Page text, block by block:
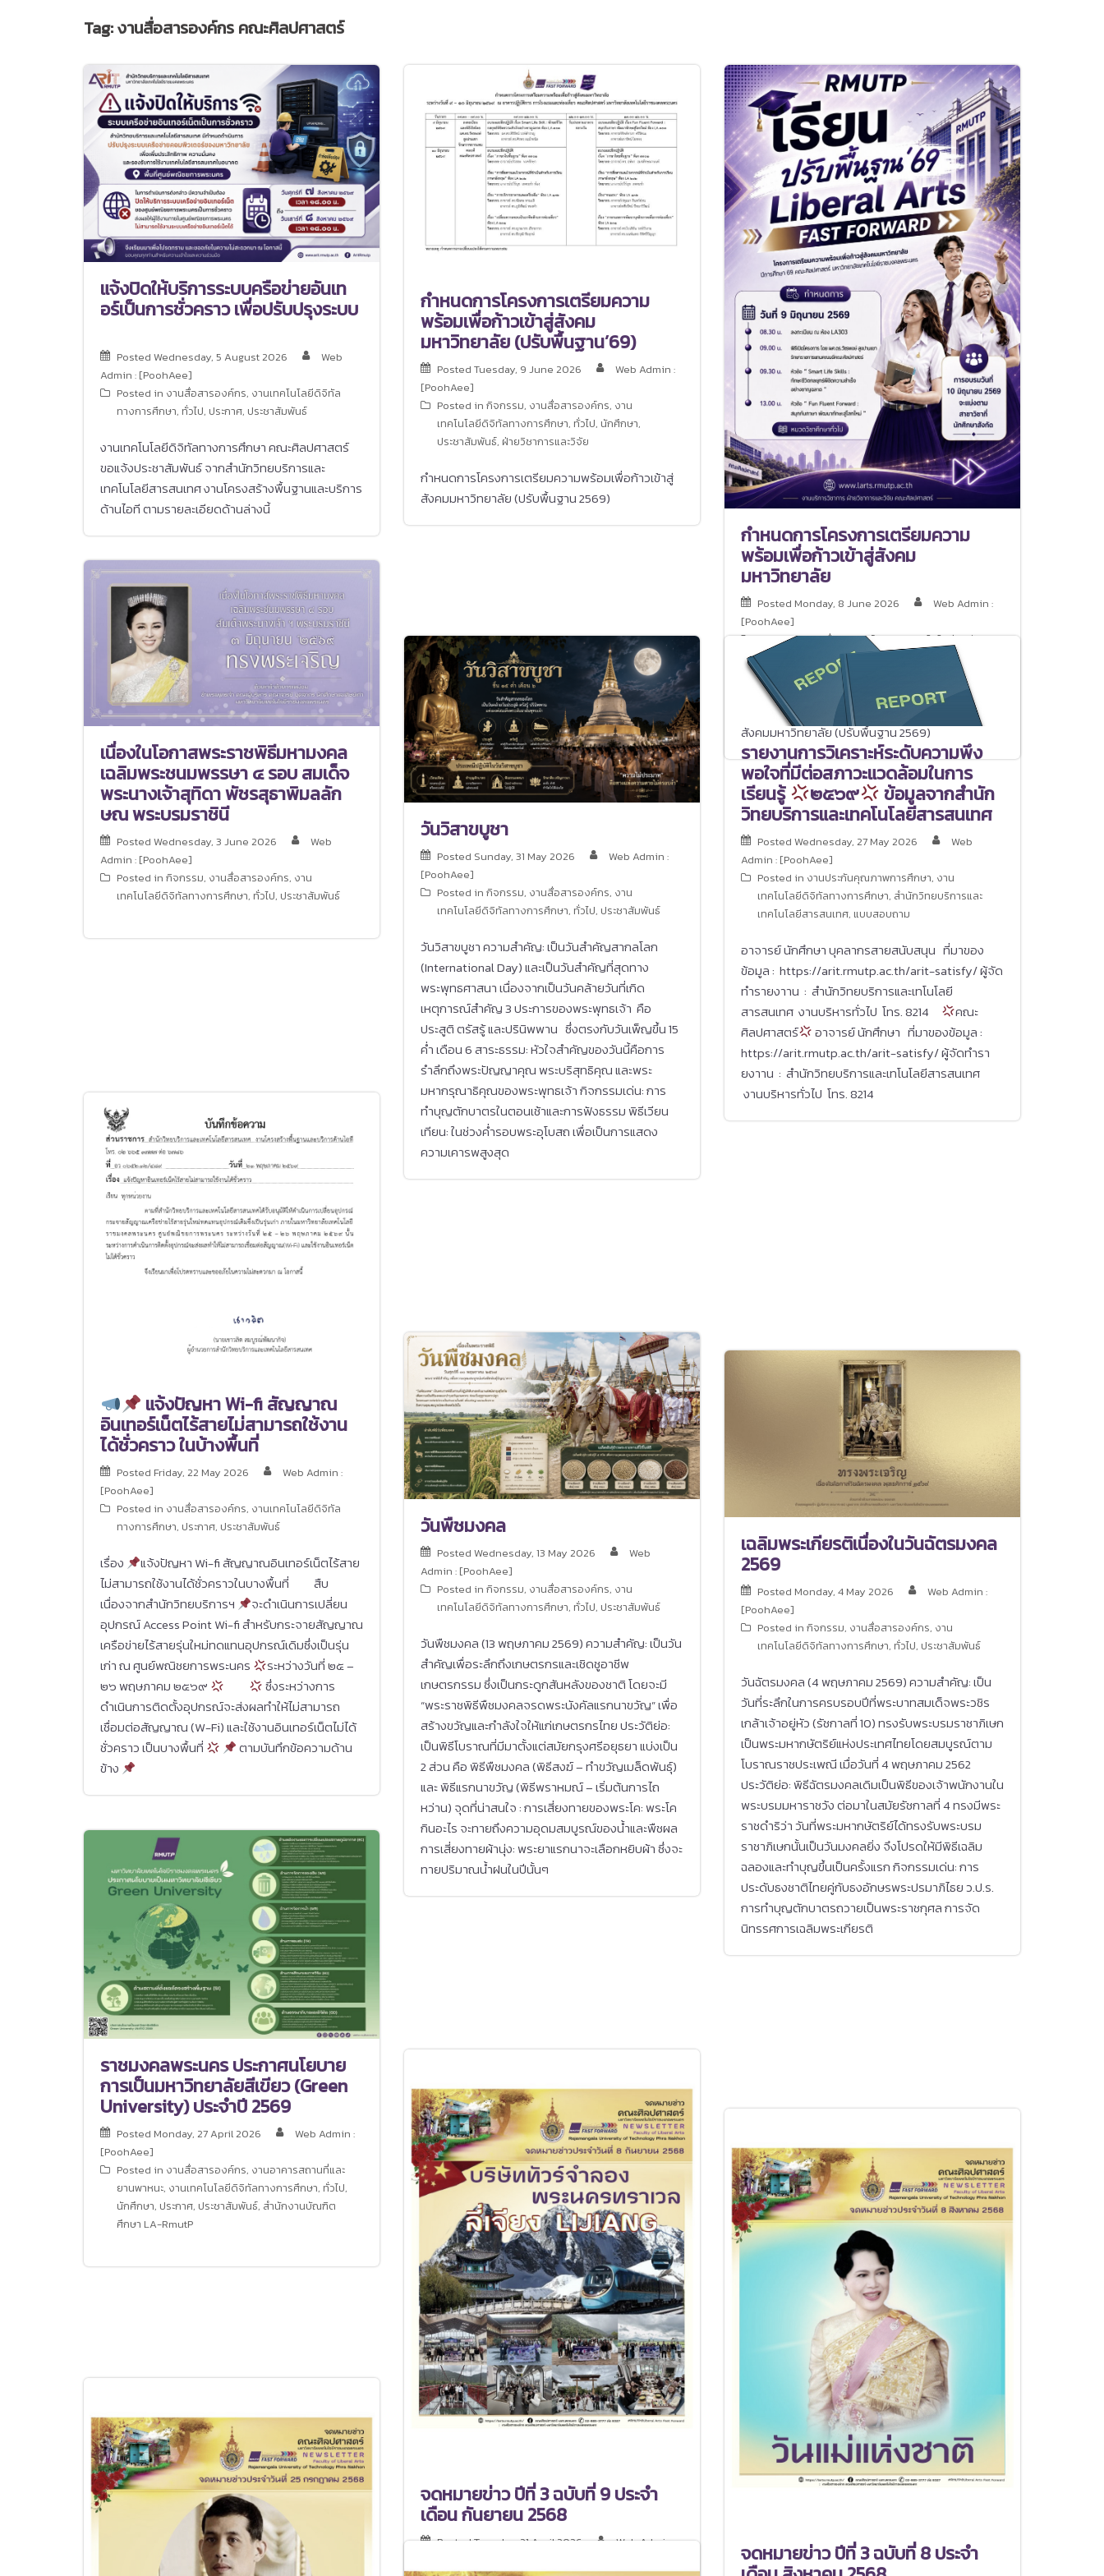
Tag:งานสื่อสารองค์กร คณะศิลปศาสตร์
แจ้งปิดให้บริการระบบครือข่ายอันเท
อร์เป็นการชั่วคราว เพื่อปรับปรุงระบบ
Posted Wednesday, 5 August 2026
Web
Admin : [PoohAee]
Posted in งานสื่อสารองค์กร, งานเทคโนโลยีดิจิทัล
ทางการศึกษา, ทั่วไป, ประกาศ, ประชาสัมพันธ์
งานเทคโนโลยีดิจิทัลทางการศึกษา คณะศิลปศาสตร์
ขอแจ้งประชาสัมพันธ์ จากสำนักวิทยบริการและ
เทคโนโลยีสารสนเทศ งานโครงสร้างพื้นฐานและบริการ
ด้านไอที ตามรายละเอียดด้านล่างนี้
กำหนดการโครงการเตรียมความ
พร้อมเพื่อก้าวเข้าสู่สังคม
มหาวิทยาลัย (ปรับพื้นฐาน’69)
Posted Tuesday, 9 June 2026
Web Admin :
[PoohAee]
Posted in กิจกรรม, งานสื่อสารองค์กร, งาน
เทคโนโลยีดิจิทัลทางการศึกษา, ทั่วไป, นักศึกษา,
ประชาสัมพันธ์, ฝ่ายวิชาการและวิจัย
กำหนดการโครงการเตรียมความพร้อมเพื่อก้าวเข้าสู่
สังคมมหาวิทยาลัย (ปรับพื้นฐาน 2569)
กำหนดการโครงการเตรียมความ
พร้อมเพื่อก้าวเข้าสู่สังคม
มหาวิทยาลัย
Posted Monday, 8 June 2026
Web Admin :
[PoohAee]
Posted inงานสื่อสารองค์กร,งานเทคโนโลยีดิจิทัล
ทางการศึกษา
ทั่วไป ,นักศึกษา ,ฝ่าย
วิชาการและวิจัย
กำหนดการโครงการเตรียมความพร้อมเพื่อก้าวเข้าสู่
สังคมมหาวิทยาลัย (ปรับพื้นฐาน 2569)
เนื่องในโอกาสพระราชพิธีมหามงคล
เฉลิมพระชนมพรรษา ๔ รอบ สมเด็จ
พระนางเจ้าสุทิดา พัชรสุธาพิมลลัก
ษณ พระบรมราชินี
Posted Wednesday, 3 June 2026
Web
Admin : [PoohAee]
Posted in กิจกรรม, งานสื่อสารองค์กร, งาน
เทคโนโลยีดิจิทัลทางการศึกษา, ทั่วไป, ประชาสัมพันธ์
วันวิสาขบูชา
Posted Sunday, 31 May 2026
Web Admin :
[PoohAee]
Posted in กิจกรรม, งานสื่อสารองค์กร, งาน
เทคโนโลยีดิจิทัลทางการศึกษา, ทั่วไป, ประชาสัมพันธ์
วันวิสาขบูชา ความสำคัญ: เป็นวันสำคัญสากลโลก
(International Day) และเป็นวันสำคัญที่สุดทาง
พระพุทธศาสนา เนื่องจากเป็นวันคล้ายวันที่เกิด
เหตุการณ์สำคัญ 3 ประการของพระพุทธเจ้า คือ
ประสูติ ตรัสรู้ และปรินิพพาน ซึ่งตรงกับวันเพ็ญขึ้น 15
ค่ำ เดือน 6 สาระธรรม: หัวใจสำคัญของวันนี้คือการ
รำลึกถึงพระปัญญาคุณ พระบริสุทธิคุณ และพระ
มหากรุณาธิคุณของพระพุทธเจ้า กิจกรรมเด่น: การ
ทำบุญตักบาตรในตอนเช้าและการฟังธรรม พิธีเวียน
เทียน: ในช่วงค่ำรอบพระอุโบสถ เพื่อเป็นการแสดง
ความเคารพสูงสุด
รายงานการวิเคราะห์ระดับความพึง
พอใจที่มีต่อสภาวะแวดล้อมในการ
เรียนรู้ ๒๕๖๙ ข้อมูลจากสำนัก
วิทยบริการและเทคโนโลยีสารสนเทศ
Posted Wednesday, 27 May 2026
Web
Admin : [PoohAee]
Posted in งานประกันคุณภาพการศึกษา, งาน
เทคโนโลยีดิจิทัลทางการศึกษา, สำนักวิทยบริการและ
เทคโนโลยีสารสนเทศ, แบบสอบถาม
อาจารย์ นักศึกษา บุคลากรสายสนับสนุน ที่มาของ
ข้อมูล : https://arit.rmutp.ac.th/arit-satisfy/ ผู้จัด
ทำรายงาาน : สำนักวิทยบริการและเทโนโลยี
สารสนเทศ งานบริหารทั่วไป โทร. 8214
คณะ
ศิลปศาสตร์
อาจารย์ นักศึกษา ที่มาของข้อมูล :
https://arit.rmutp.ac.th/arit-satisfy/ ผู้จัดทำรา
ยงาาน : สำนักวิทยบริการและเทโนโลยีสารสนเทศ
งานบริหารทั่วไป โทร. 8214
แจ้งปัญหา Wi-fi สัญญาณ
อินเทอร์เน็ตไร้สายไม่สามารถใช้งาน
ได้ชั่วคราว ในบ้างพื้นที่
Posted Friday, 22 May 2026
Web Admin :
[PoohAee]
Posted in งานสื่อสารองค์กร, งานเทคโนโลยีดิจิทัล
ทางการศึกษา, ประกาศ, ประชาสัมพันธ์
เรื่อง
แจ้งปัญหา Wi-fi สัญญาณอินเทอร์เน็ตไร้สาย
ไม่สามารถใช้งานได้ชั่วคราวในบางพื้นที่ สืบ
เนื่องจากสำนักวิทยบริการฯ
จะดำเนินการเปลี่ยน
อุปกรณ์ Access Point Wi-fi สำหรับกระจายสัญญาณ
เครือข่ายไร้สายรุ่นใหม่ทดแทนอุปกรณ์เดิมซึ่งเป็นรุ่น
เก่า ณ ศูนย์พณิชยการพระนคร
ระหว่างวันที่ ๒๕ –
๒๖ พฤษภาคม ๒๕๖๙
ซึ่งระหว่างการ
ดำเนินการติดตั้งอุปกรณ์จะส่งผลทำให้ไม่สามารถ
เชื่อมต่อสัญญาณ (W-Fi) และใช้งานอินเทอร์เน็ตไม่ได้
ชั่วคราว เป็นบางพื้นที่
ตามบันทึกข้อความด้าน
ข้าง
วันพืชมงคล
Posted Wednesday, 13 May 2026
Web
Admin : [PoohAee]
Posted in กิจกรรม, งานสื่อสารองค์กร, งาน
เทคโนโลยีดิจิทัลทางการศึกษา, ทั่วไป, ประชาสัมพันธ์
วันพืชมงคล (13 พฤษภาคม 2569) ความสำคัญ: เป็นวัน
สำคัญเพื่อระลึกถึงเกษตรกรและเชิดชูอาชีพ
เกษตรกรรม ซึ่งเป็นกระดูกสันหลังของชาติ โดยจะมี
“พระราชพิธีพืชมงคลจรดพระนังคัลแรกนาขวัญ” เพื่อ
สร้างขวัญและกำลังใจให้แก่เกษตรกรไทย ประวัติย่อ:
เป็นพิธีโบราณที่มีมาตั้งแต่สมัยกรุงศรีอยุธยา แบ่งเป็น
2 ส่วน คือ พิธีพืชมงคล (พิธีสงฆ์ – ทำขวัญเมล็ดพันธุ์)
และ พิธีแรกนาขวัญ (พิธีพราหมณ์ – เริ่มต้นการไถ
หว่าน) จุดที่น่าสนใจ : การเสี่ยงทายของพระโค: พระโค
กินอะไร จะทายถึงความอุดมสมบูรณ์ของน้ำและพืชผล
การเสี่ยงทายผ้านุ่ง: พระยาแรกนาจะเลือกหยิบผ้า ซึ่งจะ
ทายปริมาณน้ำฝนในปีนั้นๆ
เฉลิมพระเกียรติเนื่องในวันฉัตรมงคล
2569
Posted Monday, 4 May 2026
Web Admin :
[PoohAee]
Posted in กิจกรรม, งานสื่อสารองค์กร, งาน
เทคโนโลยีดิจิทัลทางการศึกษา, ทั่วไป, ประชาสัมพันธ์
วันฉัตรมงคล (4 พฤษภาคม 2569) ความสำคัญ: เป็น
วันที่ระลึกในการครบรอบปีที่พระบาทสมเด็จพระวชิร
เกล้าเจ้าอยู่หัว (รัชกาลที่ 10) ทรงรับพระบรมราชาภิเษก
เป็นพระมหากษัตริย์แห่งประเทศไทยโดยสมบูรณ์ตาม
โบราณราชประเพณี เมื่อวันที่ 4 พฤษภาคม 2562
ประวัติย่อ: พิธีฉัตรมงคลเดิมเป็นพิธีของเจ้าพนักงานใน
พระบรมมหาราชวัง ต่อมาในสมัยรัชกาลที่ 4 ทรงมีพระ
ราชดำริว่า วันที่พระมหากษัตริย์ได้ทรงรับพระบรม
ราชาภิเษกนั้นเป็นวันมงคลยิ่ง จึงโปรดให้มีพิธีเฉลิม
ฉลองและทำบุญขึ้นเป็นครั้งแรก กิจกรรมเด่น: การ
ประดับธงชาติไทยคู่กับธงอักษรพระปรมาภิไธย ว.ป.ร.
การทำบุญตักบาตรถวายเป็นพระราชกุศล การจัด
นิทรรศการเฉลิมพระเกียรติ
ราชมงคลพระนคร ประกาศนโยบาย
การเป็นมหาวิทยาลัยสีเขียว (Green
University) ประจำปี 2569
Posted Monday, 27 April 2026
Web Admin :
[PoohAee]
Posted in งานสื่อสารองค์กร, งานอาคารสถานที่และ
ยานพาหนะ, งานเทคโนโลยีดิจิทัลทางการศึกษา, ทั่วไป,
นักศึกษา, ประกาศ, ประชาสัมพันธ์, สำนักงานบัณฑิต
ศึกษา LA-RmutP
จดหมายข่าว ปีที่ 3 ฉบับที่ 9 ประจำ
เดือน กันยายน 2568
PostedTuesday, 21 April 2026
Web Admin :
จดหมายข่าว ปีที่ 3 ฉบับที่ 8 ประจำ